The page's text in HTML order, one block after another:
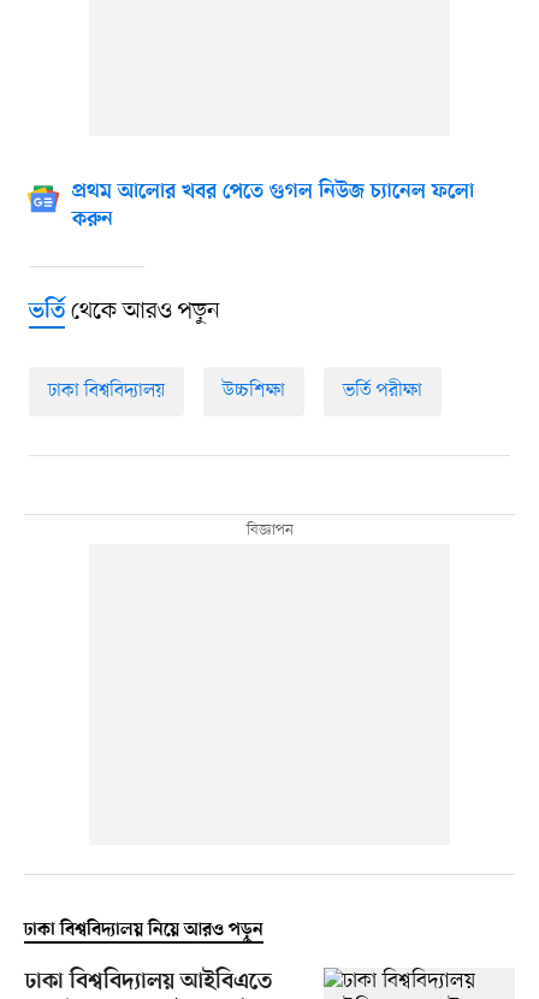
প্রথম আলোর খবর পেতে গুগল নিউজ চ্যানেল ফলো
করুন
ভর্তিথেকে আরও পড়ুন
ঢাকা বিশ্ববিদ্যালয় উচ্চশিক্ষা ভর্তি পরীক্ষা
ঢাকা বিশ্ববিদ্যালয় নিয়ে আরও পড়ুন
ঢাকা বিশ্ববিদ্যালয় আইবিএতে